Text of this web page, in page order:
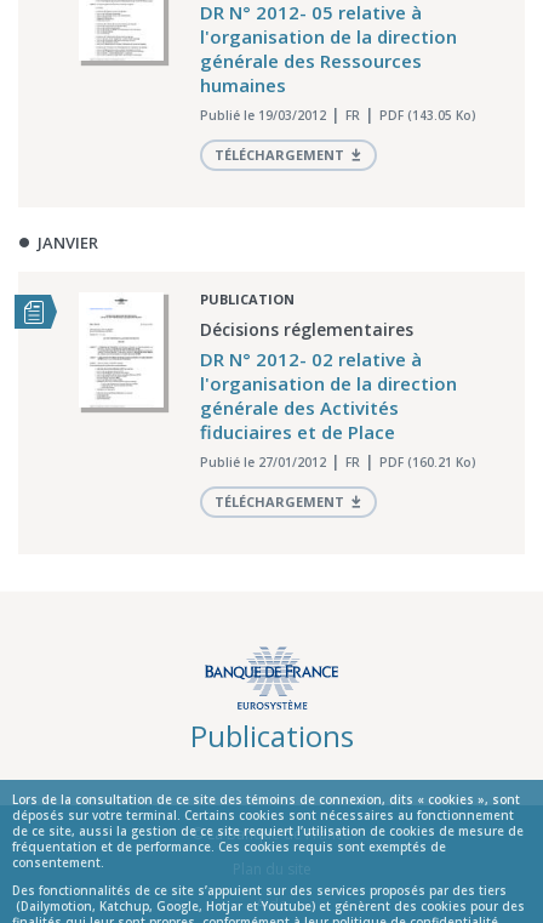
Lors de la consultation de ce site des témoins de connexion, dits « cookies », sont
déposés sur votre terminal. Certains cookies sont nécessaires au fonctionnement
de ce site, aussi la gestion de ce site requiert l’utilisation de cookies de mesure de
fréquentation et de performance. Ces cookies requis sont exemptés de
consentement.
Des fonctionnalités de ce site s’appuient sur des services proposés par des tiers
(Dailymotion, Katchup, Google, Hotjar et Youtube) et génèrent des cookies pour des
DR N° 2012- 05 relative à
l'organisation de la direction
générale des Ressources
humaines
Publié le 19/03/2012 FR PDF (143.05 Ko)
TÉLÉCHARGEMENT
JANVIER
PUBLICATION
Décisions réglementaires
DR N° 2012- 02 relative à
l'organisation de la direction
générale des Activités
fiduciaires et de Place
Publié le 27/01/2012 FR PDF (160.21 Ko)
TÉLÉCHARGEMENT
Publications
© La Banque de France
Informations
Aide